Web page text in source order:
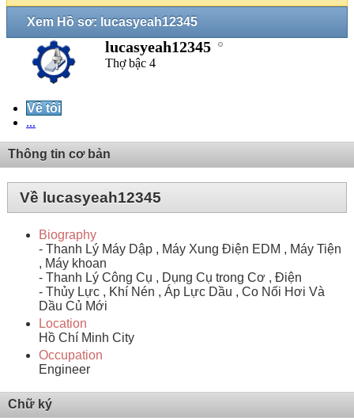
Xem Hồ sơ: lucasyeah12345
lucasyeah12345
Thợ bậc 4
Về tôi
...
Thông tin cơ bản
Về lucasyeah12345
Biography
- Thanh Lý Máy Dập , Máy Xung Điện EDM , Máy Tiện
, Máy khoan
- Thanh Lý Công Cụ , Dụng Cụ trong Cơ , Điện
- Thủy Lực , Khí Nén , Áp Lực Dầu , Co Nối Hơi Và
Dầu Củ Mới
Location
Hồ Chí Minh City
Occupation
Engineer
Chữ ký